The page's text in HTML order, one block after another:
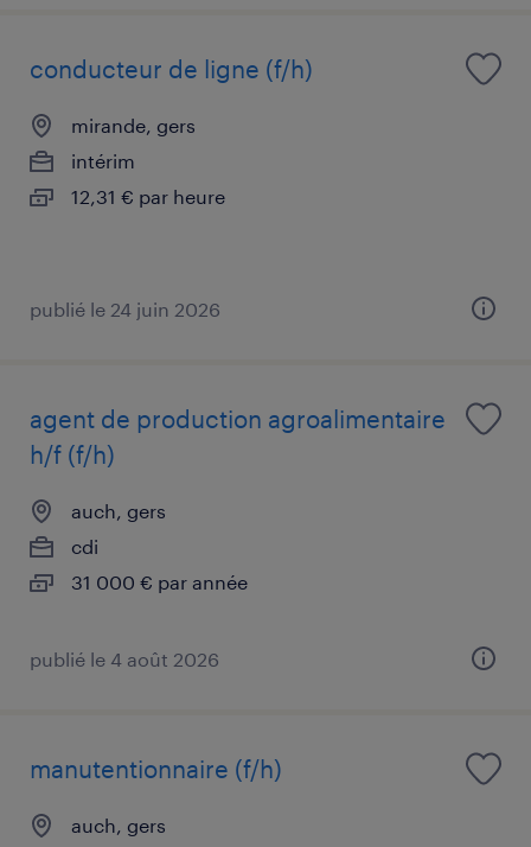
conducteur de ligne (f/h)
mirande, gers
intérim
12,31 € par heure
publié le 24 juin 2026
agent de production agroalimentaire
h/f (f/h)
auch, gers
cdi
31 000 € par année
publié le 4 août 2026
manutentionnaire (f/h)
auch, gers